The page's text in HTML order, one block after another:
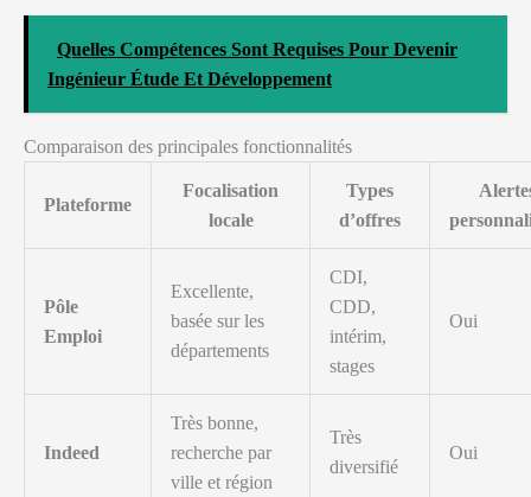
Quelles Compétences Sont Requises Pour Devenir
Ingénieur Étude Et Développement
Comparaison des principales fonctionnalités
Plateforme
Focalisation
locale
Types
d’offres
Pôle
Emploi
Excellente,
basée sur les
départements
CDI,
CDD,
intérim,
stages
Oui
Indeed
Très bonne,
recherche par
ville et région
Très
diversifié
Oui